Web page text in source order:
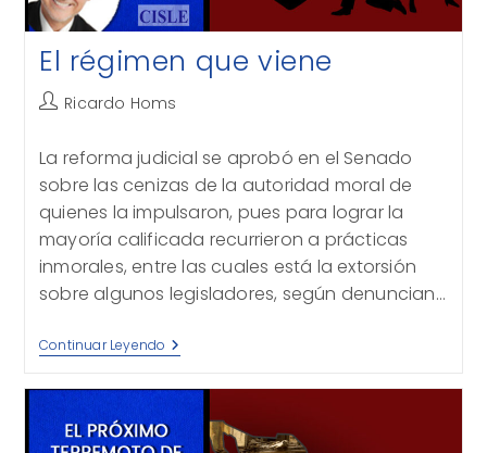
El régimen que viene
Autor
entrada:
Ricardo Homs
La reforma judicial se aprobó en el Senado
sobre las cenizas de la autoridad moral de
quienes la impulsaron, pues para lograr la
mayoría calificada recurrieron a prácticas
inmorales, entre las cuales está la extorsión
sobre algunos legisladores, según denuncian…
Continuar Leyendo El
Régimen
Viene